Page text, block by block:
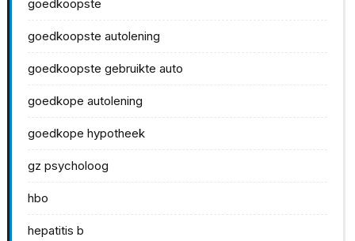
goedkoopste
goedkoopste autolening
goedkoopste gebruikte auto
goedkope autolening
goedkope hypotheek
gz psycholoog
hbo
hepatitis b